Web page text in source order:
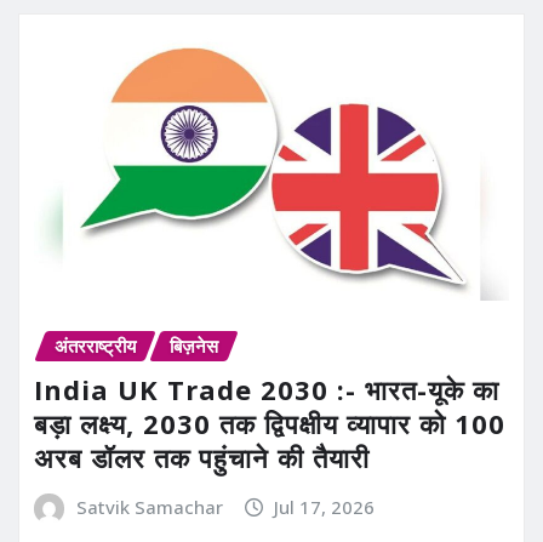
अंतरराष्ट्रीय बिज़नेस
India UK Trade 2030 :- भारत-यूके का
बड़ा लक्ष्य, 2030 तक द्विपक्षीय व्यापार को 100
अरब डॉलर तक पहुंचाने की तैयारी
Satvik Samachar Jul 17, 2026